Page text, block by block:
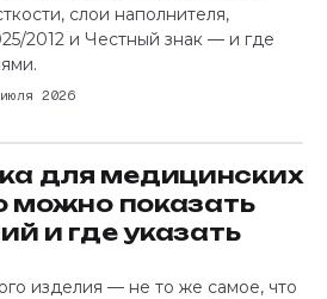
слои наполнителя,
2012 и Честный знак — и где
2026
для медицинских
можно показать
и где указать
изделия — не то же самое, что